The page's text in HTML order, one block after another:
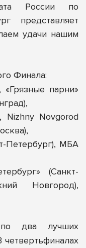
России по
представляет
удачи нашим
Финала:
«Грязные парни»
Nizhny Novgorod
Петербург), МБА
(Санкт-
Новгород),
два лучших